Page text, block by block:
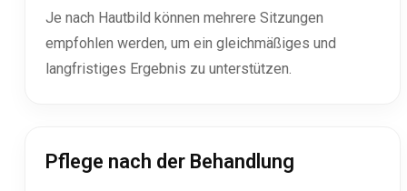
Je nach Hautbild können mehrere Sitzungen
empfohlen werden, um ein gleichmäßiges und
langfristiges Ergebnis zu unterstützen.
Pflege nach der Behandlung